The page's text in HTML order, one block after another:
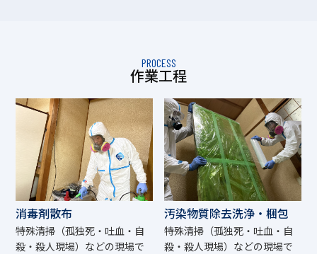
PROCESS
作業工程
消毒剤散布
特殊清掃（孤独死・吐血・自
殺・殺人現場）などの現場で
汚染物質除去洗浄・梱包
特殊清掃（孤独死・吐血・自
殺・殺人現場）などの現場で